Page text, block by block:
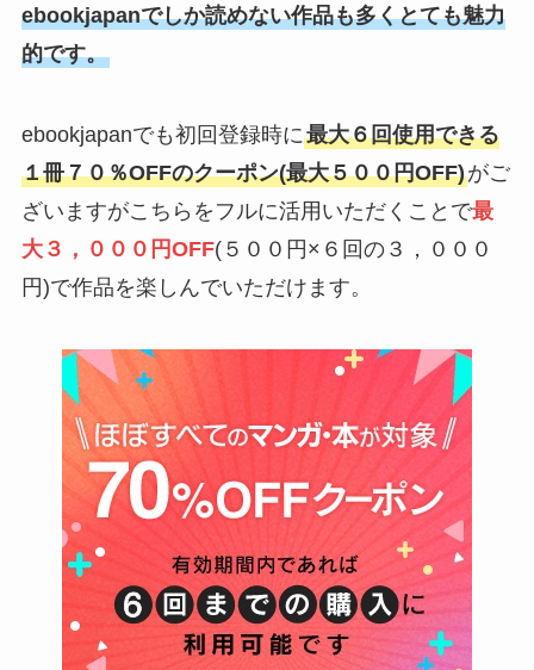
ebookjapanでしか読めない作品も多くとても魅力
的です。
ebookjapanでも初回登録時に最大６回使用できる
１冊７０％OFFのクーポン(最大５００円OFF)がご
ざいますがこちらをフルに活用いただくことで最
大３，０００円OFF(５００円×６回の３，０００
円)で作品を楽しんでいただけます。